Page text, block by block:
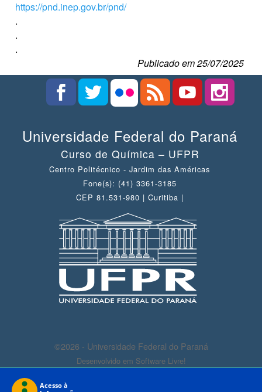
https://pnd.inep.gov.br/pnd/
.
.
.
Publicado em 25/07/2025
Universidade Federal do Paraná
Curso de Química – UFPR
Centro Politécnico - Jardim das Américas
Fone(s): (41) 3361-3185
CEP 81.531-980 | Curitiba |
©2026 - Universidade Federal do Paraná
Desenvolvido em Software Livre!